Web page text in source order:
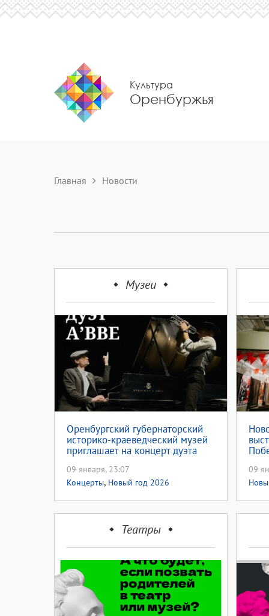
Культура
Оренбуржья
Главная Новости
Музеи
Оренбургский губернаторский
историко-краеведческий музей
приглашает на концерт дуэта
09 января, 23:07
Концерты, Новый год 2026
09
Театры